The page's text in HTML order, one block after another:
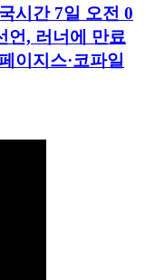
시간 7일 오전 0
언, 러너에 만료
이지스·코파일